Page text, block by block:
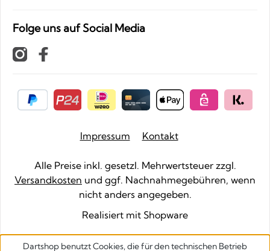
Folge uns auf Social Media
Impressum Kontakt
Alle Preise inkl. gesetzl. Mehrwertsteuer zzgl.
Versandkosten und ggf. Nachnahmegebühren, wenn
nicht anders angegeben.
Realisiert mit Shopware
Dartshop benutzt Cookies, die für den technischen Betrieb